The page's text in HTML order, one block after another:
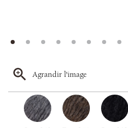
Agrandir l'image